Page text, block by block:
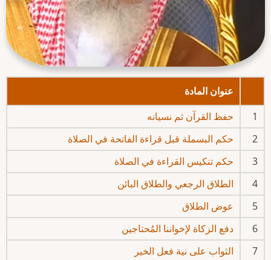
عنوان المادة
1
حفظ القرآن ثم نسيانه
2
حكم البسملة قبل قراءة الفاتحة في الصلاة
3
حكم تنكيس القراءة في الصلاة
4
الطلاق الرجعي والطلاق البائن
5
عوض الطلاق
6
دفع الزكاة لإخواننا المُحتاجين
7
الثواب على نية فعل الخير